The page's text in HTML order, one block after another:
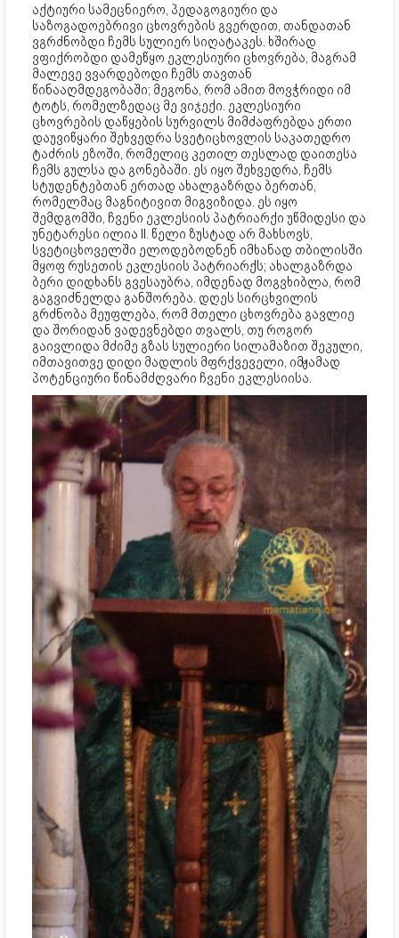
აქტიური სამეცნიერო, პედაგოგიური და
საზოგადოებრივი ცხოვრების გვერდით, თანდათან
ვგრძნობდი ჩემს სულიერ სიღატაკეს. ხშირად
ვფიქრობდი დამეწყო ეკლესიური ცხოვრება, მაგრამ
მალევე ვვარდებოდი ჩემს თავთან
წინააღმდეგობაში; მეგონა, რომ ამით მოვჭრიდი იმ
ტოტს, რომელზედაც მე ვიჯექი. ეკლესიური
ცხოვრების დაწყების სურვილს მიმძაფრებდა ერთი
დაუვიწყარი შეხვედრა სვეტიცხოვლის საკათედრო
ტაძრის ეზოში, რომელიც კეთილ თესლად დაითესა
ჩემს გულსა და გონებაში. ეს იყო შეხვედრა, ჩემს
სტუდენტებთან ერთად ახალგაზრდა ბერთან,
რომელმაც მაგნიტივით მიგვიზიდა. ეს იყო
შემდგომში, ჩვენი ეკლესიის პატრიარქი უწმიდესი და
უნეტარესი ილია II. წელი ზუსტად არ მახსოვს,
სვეტიცხოველში ელოდებოდნენ იმხანად თბილისში
მყოფ რუსეთის ეკლესიის პატრიარქს; ახალგაზრდა
ბერი დიდხანს გვესაუბრა, იმდენად მოგვხიბლა, რომ
გაგვიძნელდა განშორება. დღეს სირცხვილის
გრძნობა მეუფლება, რომ მთელი ცხოვრება გავლიე
და შორიდან ვადევნებდი თვალს, თუ როგორ
გაივლიდა მძიმე გზას სულიერი სილამაზით შეკული,
იმთავითვე დიდი მადლის მფრქვეველი, იმჟამად
პოტენციური წინამძღვარი ჩვენი ეკლესიისა.